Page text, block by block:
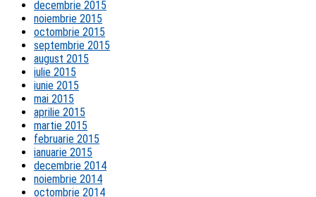
decembrie 2015
noiembrie 2015
octombrie 2015
septembrie 2015
august 2015
iulie 2015
iunie 2015
mai 2015
aprilie 2015
martie 2015
februarie 2015
ianuarie 2015
decembrie 2014
noiembrie 2014
octombrie 2014